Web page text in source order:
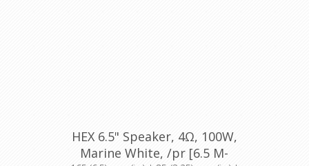
HEX 6.5" Speaker, 4Ω, 100W,
Marine White, /pr [6.5 M-